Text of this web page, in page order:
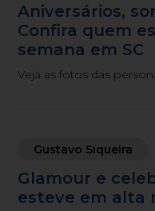
Aniversários,
Confira quem
semana em SC
Veja as fotos das
Gustavo Siqueira
Glamour e
esteve em alta